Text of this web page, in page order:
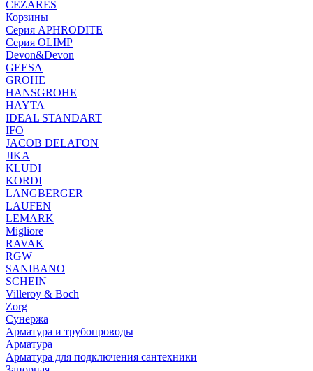
CEZARES
Корзины
Серия APHRODITE
Серия OLIMP
Devon&Devon
GEESA
GROHE
HANSGROHE
HAYTA
IDEAL STANDART
IFO
JACOB DELAFON
JIKA
KLUDI
KORDI
LANGBERGER
LAUFEN
LEMARK
Migliore
RAVAK
RGW
SANIBANO
SCHEIN
Villeroy & Boch
Zorg
Сунержа
Арматура и трубопроводы
Арматура
Арматура для подключения сантехники